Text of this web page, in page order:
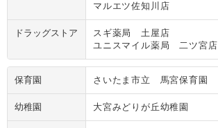
マルエツ佐知川店
ドラッグストア
スギ薬局 土屋店
ユニスマイル薬局 二ツ宮店
保育園 さいたま市立 馬宮保育園
幼稚園 大宮みどりが丘幼稚園